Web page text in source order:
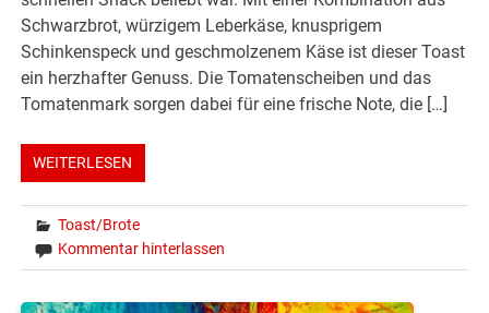
Schwarzbrot, würzigem Leberkäse, knusprigem
Schinkenspeck und geschmolzenem Käse ist dieser Toast
ein herzhafter Genuss. Die Tomatenscheiben und das
Tomatenmark sorgen dabei für eine frische Note, die […]
WEITERLESEN
Toast/Brote
Kommentar hinterlassen